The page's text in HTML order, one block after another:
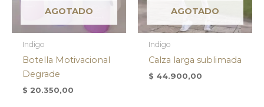
AGOTADO
Indigo
Botella Motivacional
Degrade
$ 20.350,00
AGOTADO
Indigo
Calza larga sublimada
$ 44.900,00